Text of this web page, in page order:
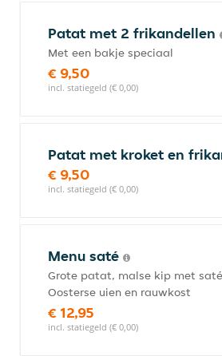
Patat met 2 frikandellen
Met een bakje speciaal
€ 9,50
incl. statiegeld (€ 0,00)
Patat met kroket en
€ 9,50
incl. statiegeld (€ 0,00)
Menu saté
Grote patat, malse kip met
Oosterse uien en rauwkost
€ 12,95
incl. statiegeld (€ 0,00)